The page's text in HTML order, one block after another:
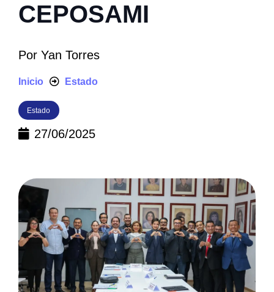
CEPOSAMI
Por Yan Torres
Inicio Estado
Estado
27/06/2025